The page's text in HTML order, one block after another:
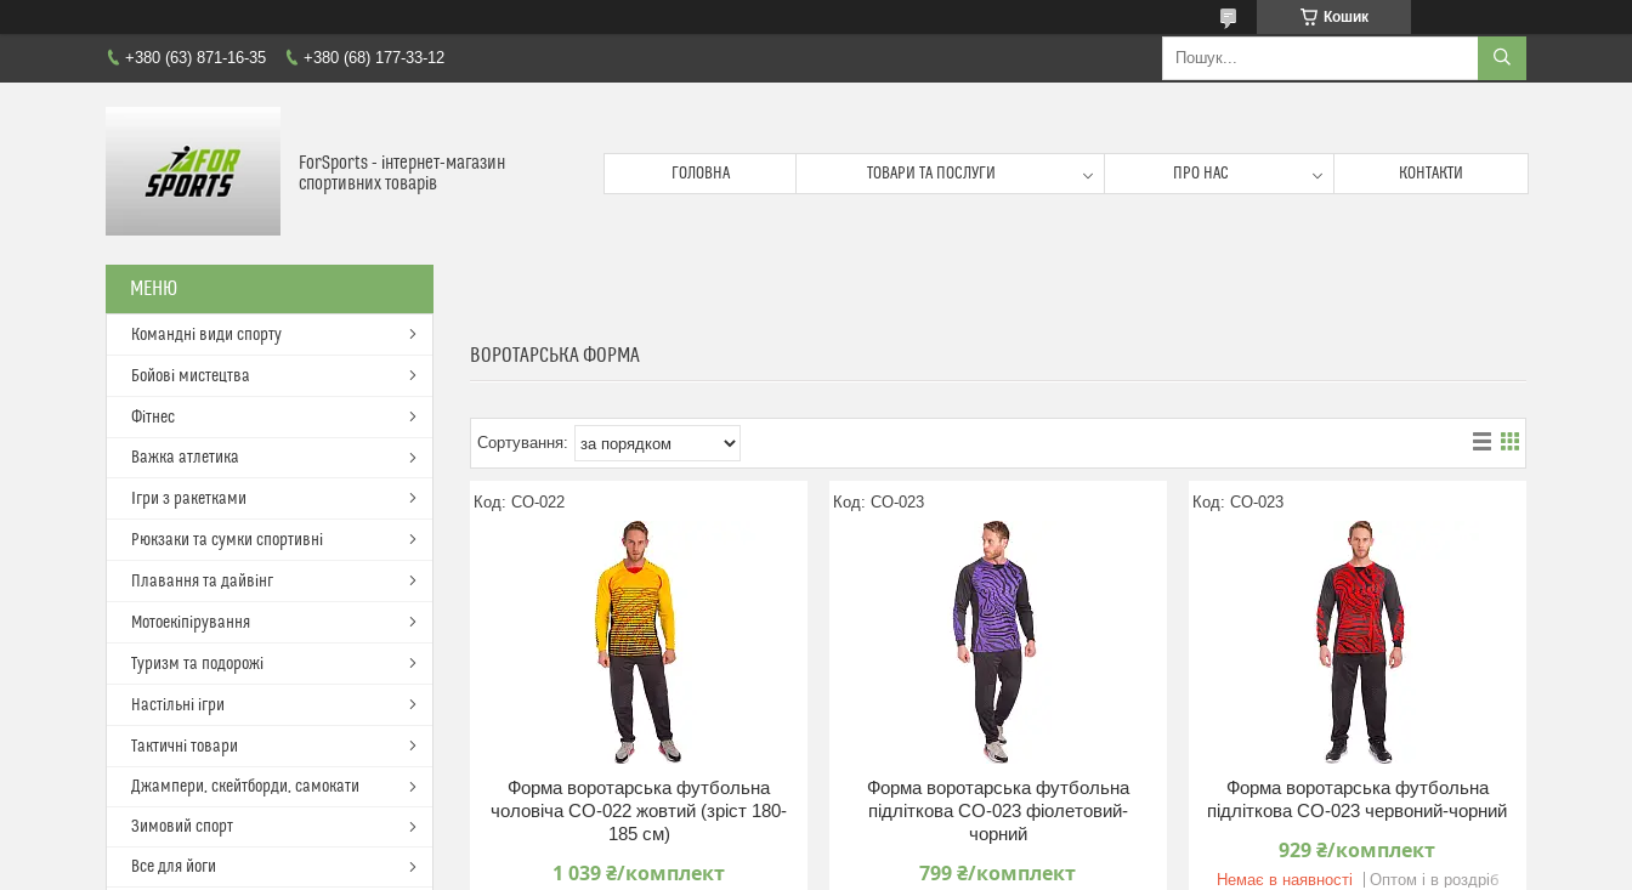
Кошик
+380 (63) 871-16-35 +380 (68) 177-33-12
ForSports - інтернет-магазин
спортивних товарів
ГОЛОВНА ТОВАРИ ТА ПОСЛУГИ ПРО НАС КОНТАКТИ
ВОРОТАРСЬКА ФОРМА
CO-022
Форма воротарська футбольна
чоловіча CO-022 жовтий (зріст 180-
185 см)
1 039 ₴/комплект
CO-023
Форма воротарська футбольна
підліткова CO-023 фіолетовий-
чорний
799 ₴/комплект
CO-023
Форма воротарська футбольна
підліткова CO-023 червоний-чорний
929 ₴/комплект
Немає в наявності Оптом і в роздріб
Командні види спорту
Бойові мистецтва
Фітнес
Важка атлетика
Ігри з ракетками
Рюкзаки та сумки спортивні
Плавання та дайвінг
Мотоекіпірування
Туризм та подорожі
Настільні ігри
Тактичні товари
Джампери, скейтборди, самокати
Зимовий спорт
Все для йоги